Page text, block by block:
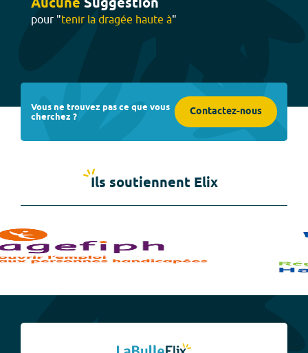
Aucune Suggestion
pour "tenir la dragée haute à"
Vous ne trouvez pas ce que vous
cherchez ? Contactez-nous
Ils soutiennent Elix